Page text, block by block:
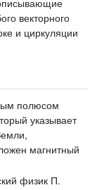
векторного
и циркуляции
полюсом
указывает
магнитный
физик П.